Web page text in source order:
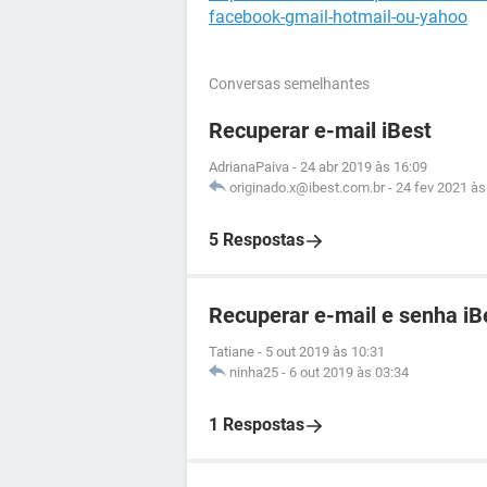
facebook-gmail-hotmail-ou-yahoo
Conversas semelhantes
Recuperar e-mail iBest
AdrianaPaiva - 24 abr 2019 às 16:09
originado.x@ibest.com.br - 24 fev 2021
5 Respostas
Recuperar e-mail e senha
Tatiane - 5 out 2019 às 10:31
ninha25 - 6 out 2019 às 03:34
1 Respostas